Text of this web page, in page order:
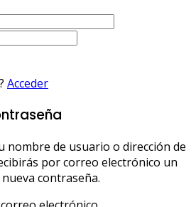
Acceder
nombre de usuario o dirección de
por correo electrónico un
contraseña.